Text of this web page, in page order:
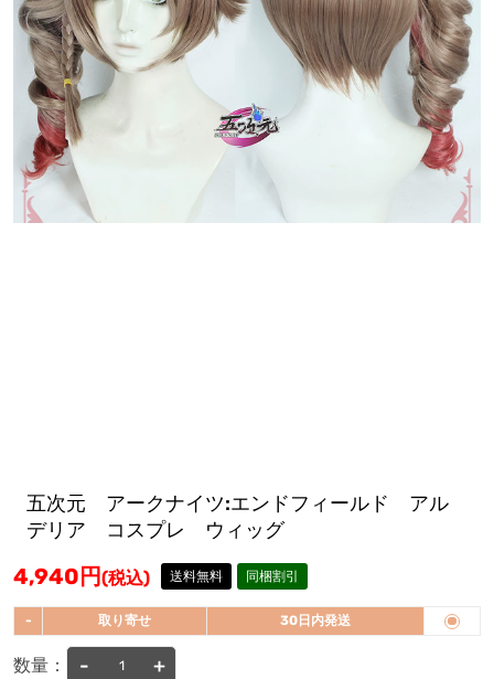
五次元 アークナイツ:エンドフィールド アル
デリア コスプレ ウィッグ
4,940 円(税込) 送料無料 同梱割引
- 取り寄せ 30日内発送
数量： - +